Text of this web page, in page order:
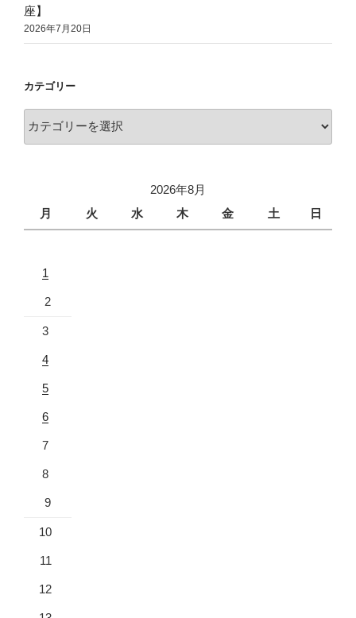
座】
2026年7月20日
カテゴリー
2026年8月
月
火 水 木 金 土 日
1
2
3
4
5
6
7
8
9
10
11
12